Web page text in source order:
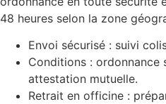
48 heures selon la zone
Envoi sécurisé : suivi
Conditions : ordonnance
attestation mutuelle.
Retrait en officine :